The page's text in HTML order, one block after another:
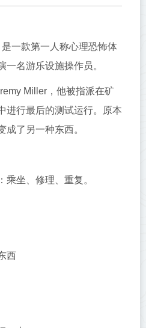
一款第一人称心理恐怖体
一名游乐设施操作员。
Miller，他被指派在矿
进行最后的测试运行。原本
成了另一种东西。
乘坐、修理、重复。
西